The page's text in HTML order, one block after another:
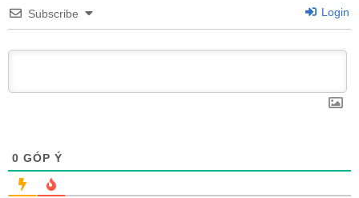
Subscribe Login
0 GÓP Ý